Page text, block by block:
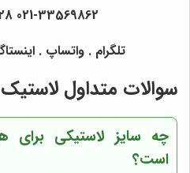
021-33569862 021-33569328
تلگرام . واتساپ . اینستاگرام :
سوالات متداول لاستیک
چه سایز لاستیکی برای
است؟